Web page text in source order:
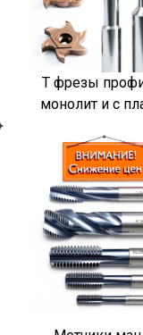
T фрезы
монолит и с